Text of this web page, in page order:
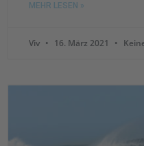
MEHR LESEN »
Viv 16. März 2021